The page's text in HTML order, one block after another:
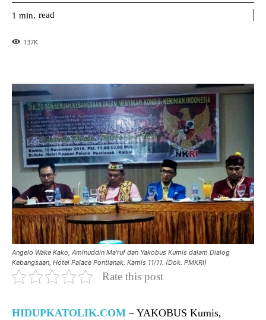
1 min. read
137K
Angelo Wake Kako, Aminuddin Ma'ruf dan Yakobus Kumis dalam Dialog
Kebangsaan, Hotel Palace Pontianak, Kamis 11/11. (Dok. PMKRI)
Rate this post
HIDUPKATOLIK.COM – YAKOBUS Kumis,